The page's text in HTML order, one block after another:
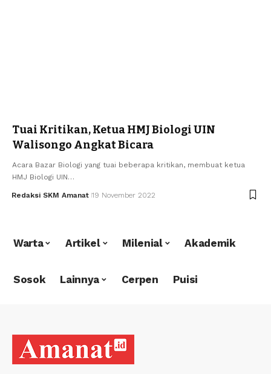
Tuai Kritikan, Ketua HMJ Biologi UIN
Walisongo Angkat Bicara
Acara Bazar Biologi yang tuai beberapa kritikan, membuat ketua
HMJ Biologi UIN…
Redaksi SKM Amanat 19 November 2022
Warta Artikel Milenial Akademik
Sosok Lainnya Cerpen Puisi